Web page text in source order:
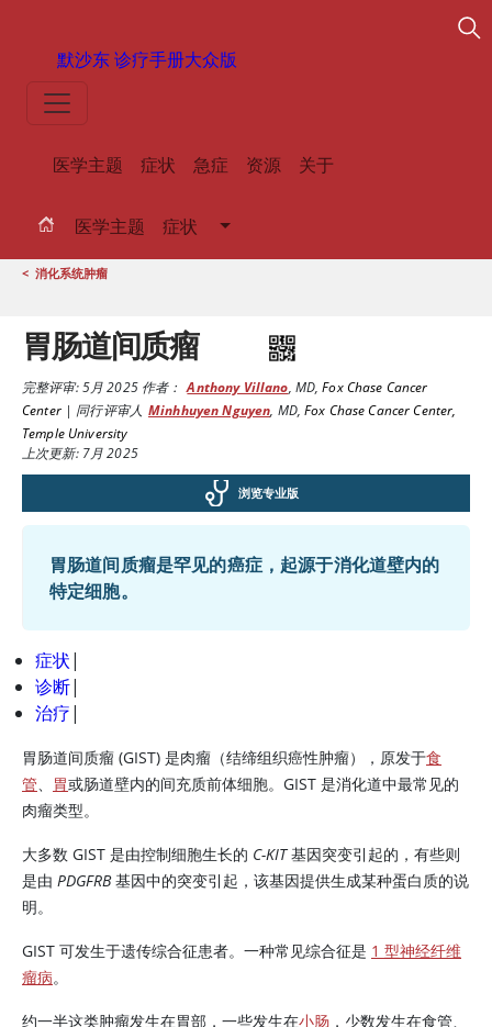
默沙东 诊疗手册大众版
医学主题 症状 急症 资源 关于
医学主题 症状
< 消化系统肿瘤
胃肠道间质瘤
完整评审:5月 2025作者： Anthony Villano, MD,Fox Chase Cancer
Center| 同行评审人 Minhhuyen Nguyen, MD,Fox Chase Cancer Center,
Temple University
上次更新: 7月 2025
浏览专业版
胃肠道间质瘤是罕见的癌症，起源于消化道壁内的
特定细胞。
症状|
诊断|
治疗|
胃肠道间质瘤 (GIST) 是肉瘤（结缔组织癌性肿瘤），原发于食
管、 胃或肠道壁内的间充质前体细胞。GIST 是消化道中最常见的
肉瘤类型。
大多数 GIST 是由控制细胞生长的 C-KIT基因突变引起的，有些则
是由 PDGFRB基因中的突变引起，该基因提供生成某种蛋白质的说
明。
GIST 可发生于遗传综合征患者。一种常见综合征是 1 型神经纤维
瘤病。
约一半这类肿瘤发生在胃部，一些发生在小肠 ，少数发生在食管、